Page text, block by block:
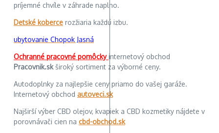
príjemné chvíle v záhrade naplno.
Detské koberce rozžiaria každú izbu.
ubytovanie Chopok Jasná
Ochranné pracovné pomôckyinternetový obchod
Pracovnik.skširoký sortiment za výborné ceny.
Autodoplnky za najlepšie ceny priamo do vašej garáže.
Internetový obchod autoveci.sk
Najširší výber CBD olejov, kvapiek a CBD kozmetiky nájdete v
porovnávači cien na cbd-obchod.sk